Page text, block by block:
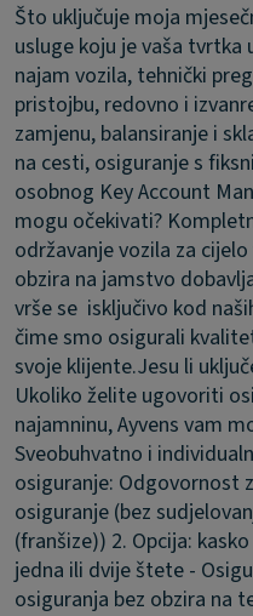
Što uključuje moja
usluge koju je vaša tvrtka
najam vozila, tehnički
pristojbu, redovno i
zamjenu, balansiranje i
na cesti, osiguranje s
osobnog Key Account
mogu očekivati?
održavanje vozila za
obzira na jamstvo
vrše se isključivo kod
čime smo osigurali
svoje klijente.Jesu li
Ukoliko želite ugovoriti
najamninu, Ayvens vam
Sveobuhvatno i
osiguranje: Odgovornost
osiguranje (bez
(franšize)) 2. Opcija:
jedna ili dvije štete -
osiguranja bez obzira na